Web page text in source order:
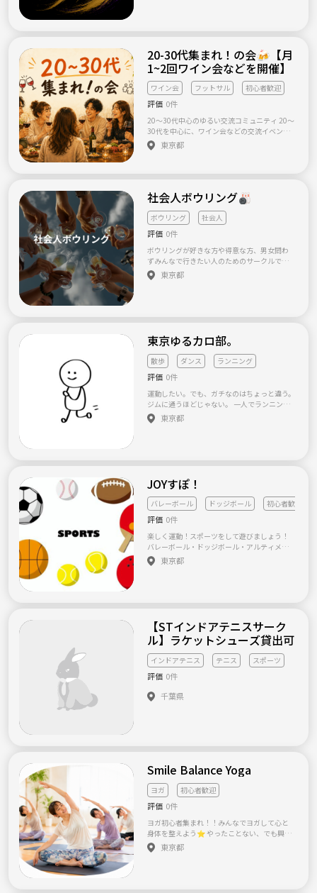
参加希望の旨またはご質問等をお知らせくだ
さい！ 活動日程の調整をさせて頂きます。 活
動予定 ※人数が集まるまでの当面は奥戸のス
ポーツセンターとなります。 7月25日（土）奥
戸総合スポーツセンター12時半〜15時 8月1日
（土）奥戸総合スポーツセンター12時半〜15
時 8月22日（土）奥戸総合スポーツセンター1
2時半〜15時
20-30代集まれ！の会🍻【月
1~2回ワイン会などを開催】
ワイン会 フットサル 初心者歓迎
評価 0件
20〜30代中心のゆるい交流コミュニティ 20〜
30代を中心に、ワイン会などの交流イベント
や、ランニング・フットサルといったスポー
ツイベントを開催しています。 「社会人にな
方が、気軽に参加できる場所を目指していま
す。 メインの参加者は20〜30代ですが、年齢
や性別にかかわらず、40代以上の方も大歓迎
です。 ⸻ 【コンセプト】 ゆるく、自然に
つながれるコミュニティ 仲良しグループを作
ることだけを目的とするのではなく、興味や
好奇心をきっかけに、さまざまな人が自然に
つながれる場所を目指しています。 初参加の
方や一人参加の方でも楽しめるよう、特定の
えています。 ⸻ 【サークルの特徴】 📌 た
だの飲み会ではありません ワインを飲んで盛
り上がるだけではなく、イベントごとに簡単
なトークテーマや企画を設けています。 仕
事、趣味、旅行、人生観など、普段はなかな
しい価値観や気づきを得られるようなイベン
トを目指しています。 もちろん、堅い勉強会
ではありません。 あくまでゆるく楽しみなが
合わせて、次のようなイベントも企画してい
く予定です。 ・ワイン会、食事会 ・ランニン
グ ・フットサル ・その他のスポーツイベント
・季節に合わせた体験イベント ・共通の趣味
を楽しむ企画 飲み会だけではなく、一緒に身
体を動かしたり、新しい体験に挑戦したりで
きるコミュニティを目指しています。 ⸻
📌 初参加・一人参加も大歓迎です 初めて参加
するイベントに、一人で申し込むのは少し勇
はなく、参加者全員が居心地よく過ごせる雰
囲気づくりを大切にしています。 ⸻ 📌 年
齢・性別を問わず参加できます 参加者は20〜
30代の男女が中心です。 ただし、年齢を厳し
く限定するサークルではありません。趣旨に
共感いただける方であれば、40代以上の方も
いを尊重しながら交流できる方に参加してい
感じている人が、気軽に参加できる交流の場
を作りたい」 「年齢や職業を問わず、さまざ
まな人がつながれる場所を増やしたい」 と思
い、このサークルを立ち上げました。 趣味
は、ワイン、登山、バスケットボール、音楽な
どです。 自分の好きなことだけでなく、参加
者の皆さんの趣味や興味も取り入れながら、
一緒にサークルを作っていけたらと考えてい
ます。 ⸻ 【こんな方におすすめです】 ・
東京都
社会人ボウリング🎳
ボウリング 社会人
評価 0件
ボウリングが好きな方や得意な方、男女問わ
ずみんなで行きたい人のためのサークルで
す！ 東京都
東京ゆるカロ部。
散歩 ダンス ランニング
評価 0件
運動したい。でも、ガチなのはちょっと違う。
ジムに通うほどじゃない。 一人でランニング
はなかなか続かない。 でも最近ちょっと運動
不足だし、身体は動かしたい…！ そんな人た
ニング 🌿 季節に合わせて、楽しそうな運動に
も挑戦！ 運動経験や得意・不得意は問いませ
ん◎ むしろ、「運動苦手だけど、これならや
ってみたい！」という人大歓迎です🔰 速さや
上手さを競うのではなく、 みんなで楽しむこ
とが一番！ 遊んで、喋って、楽しんで。 気づ
いたら今日もちょっとカロリー消費してた🔥
そんな時間を一緒につくれたら嬉しいです☺️
一人参加・初参加も大歓迎！ 一緒にゆる〜く
東京都
JOYすぽ！
バレーボール ドッジボール 初心者歓迎
評価 0件
楽しく運動！スポーツをして遊びましょう！
バレーボール・ドッジボール・アルティメッ
ト などを中心にいろんなパターンのイベント
を開催予定中です👟 初心者・女性、大歓迎で
東京都
【STインドアテニスサーク
ル】ラケットシューズ貸出可
インドアテニス テニス スポーツ
評価 0件
千葉県
Smile Balance Yoga
ヨガ 初心者歓迎
評価 0件
ヨガ初心者集まれ！！みんなでヨガして心と
身体を整えよう⭐︎ やったことない、でも興味
あるって方大歓迎！ 服装もヨガウェアでなく
ても動きやすい格好で大丈夫✨普段動かさな
東京都